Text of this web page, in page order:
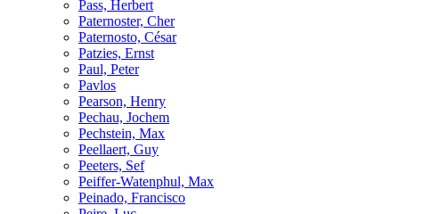
Pass, Herbert
Paternoster, Cher
Paternosto, César
Patzies, Ernst
Paul, Peter
Pavlos
Pearson, Henry
Pechau, Jochem
Pechstein, Max
Peellaert, Guy
Peeters, Sef
Peiffer-Watenphul, Max
Peinado, Francisco